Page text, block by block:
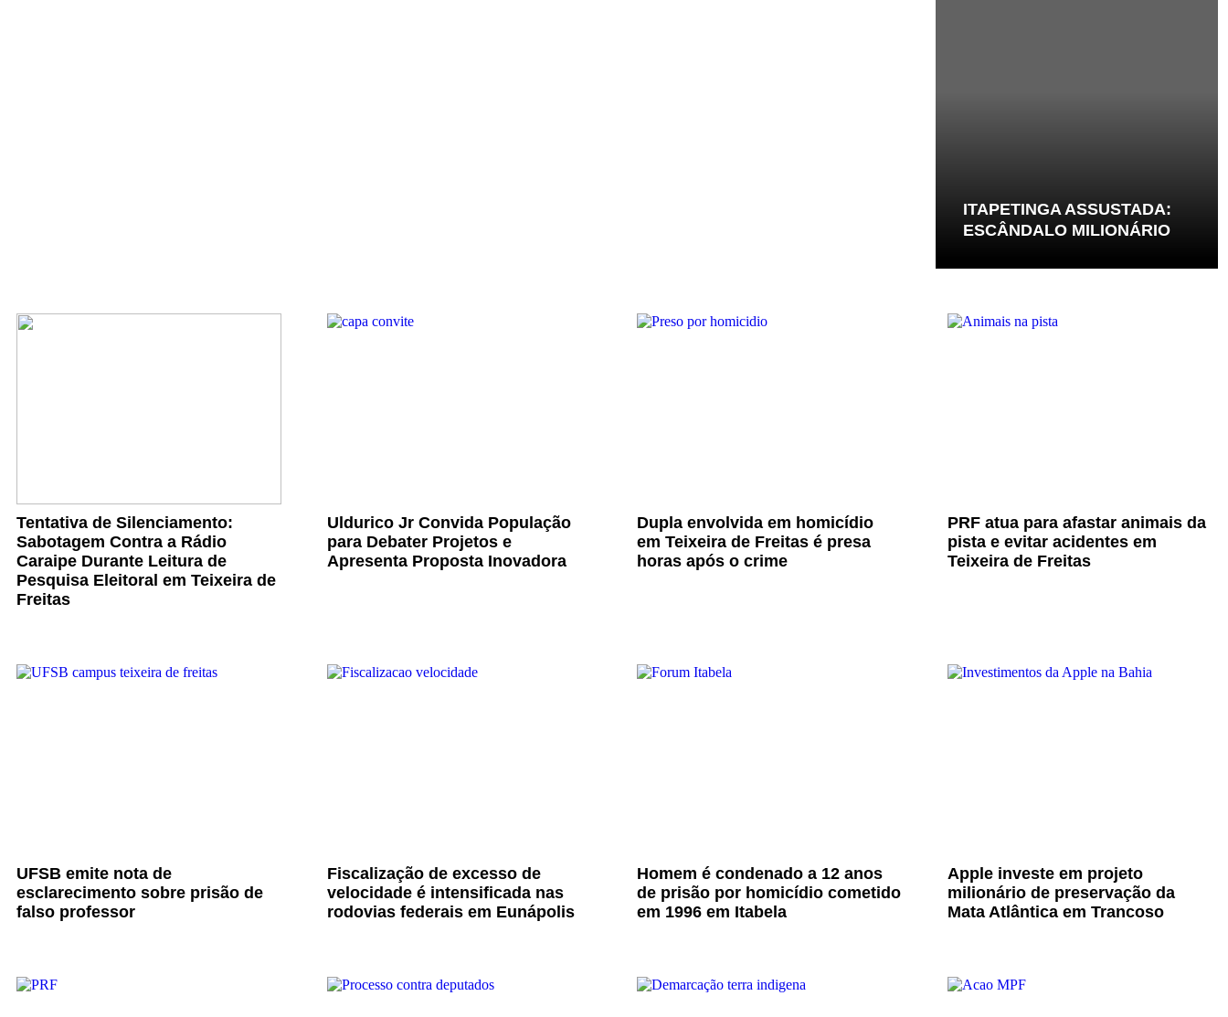
ITAPETINGA ASSUSTADA:
ESCÂNDALO MILIONÁRIO
Tentativa de Silenciamento:
Sabotagem Contra a Rádio
Caraipe Durante Leitura de
Pesquisa Eleitoral em Teixeira de
Freitas
Uldurico Jr Convida População
para Debater Projetos e
Apresenta Proposta Inovadora
Dupla envolvida em homicídio
em Teixeira de Freitas é presa
horas após o crime
PRF atua para afastar animais da
pista e evitar acidentes em
Teixeira de Freitas
UFSB emite nota de
esclarecimento sobre prisão de
falso professor
Fiscalização de excesso de
velocidade é intensificada nas
rodovias federais em Eunápolis
Homem é condenado a 12 anos
de prisão por homicídio cometido
em 1996 em Itabela
Apple investe em projeto
milionário de preservação da
Mata Atlântica em Trancoso